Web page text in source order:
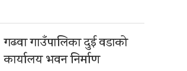
गढवा गाउँपालिका दुई वडाको
कार्यालय भवन निर्माण